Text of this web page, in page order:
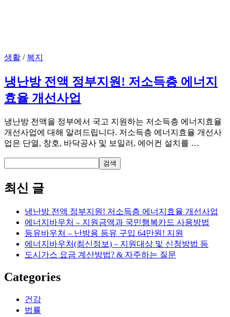
생활 / 복지
냉난방 전액 정부지원! 저소득층 에너지
효율 개선사업
냉난방 전액을 정부에서 국고 지원하는 저소득층 에너지효율
개선사업에 대해 알려드립니다. 저소득층 에너지효율 개선사
업은 단열, 창호, 바닥공사 및 보일러, 에어컨 설치를 …
검색
최신 글
냉난방 전액 정부지원! 저소득층 에너지효율 개선사업
에너지바우처 – 지원금액과 국민행복카드 사용방법
등유바우처 – 난방용 등유 구입 64만원! 지원
에너지바우처(최신정보) – 지원대상 및 신청방법 등
도시가스 요금 계산방법? & 자주하는 질문
Categories
건강
법률